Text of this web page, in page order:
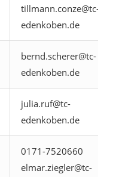
tillmann.conze@tc-
edenkoben.de
bernd.scherer@tc-
edenkoben.de
julia.ruf@tc-
edenkoben.de
0171-7520660
elmar.ziegler@tc-